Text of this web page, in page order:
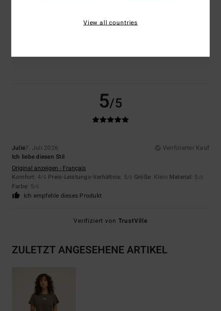
5/5
Julie7. Juli 2026
Verifizierter Kauf
Ich liebe diesen Stil
Original anzeigen - Français
Komfort: 4/5 Preis-Leistungs-Verhältnis: 5/5 Größe: Klein Material: 5 /5
Farbe: 5/5
Ich empfehle dieses Produkt
Verifiziert von TrustVille
ZULETZT ANGESEHENE ARTIKEL
View all countries